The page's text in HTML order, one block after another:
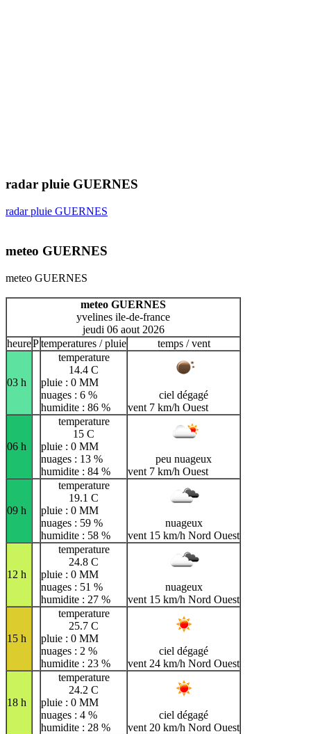
radar pluie GUERNES
radar pluie GUERNES
meteo GUERNES
meteo GUERNES
meteo GUERNES
yvelines ile-de-france
jeudi 06 aout 2026
heurePtemperatures / pluie temps / vent
03 h
temperature
14.4 C
pluie : 0 MM
nuages : 6 %
humidite : 86 %
ciel dégagé
vent 7 km/h Ouest
06 h
temperature
15 C
pluie : 0 MM
nuages : 13 %
humidite : 84 %
peu nuageux
vent 7 km/h Ouest
09 h
temperature
19.1 C
pluie : 0 MM
nuages : 59 %
humidite : 58 %
nuageux
vent 15 km/h Nord Ouest
12 h
temperature
24.8 C
pluie : 0 MM
nuages : 51 %
humidite : 27 %
nuageux
vent 15 km/h Nord Ouest
15 h
temperature
25.7 C
pluie : 0 MM
nuages : 2 %
humidite : 23 %
ciel dégagé
vent 24 km/h Nord Ouest
18 h
temperature
24.2 C
pluie : 0 MM
nuages : 4 %
humidite : 28 %
ciel dégagé
vent 20 km/h Nord Ouest